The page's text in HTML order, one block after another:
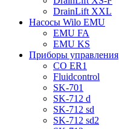
DrainLift XXL
Насосы Wilo EMU
EMU FA
EMU KS
Приборы управления
CO ER1
Fluidcontrol
SK-701
SK-712 d
SK-712 sd
SK-712 sd2